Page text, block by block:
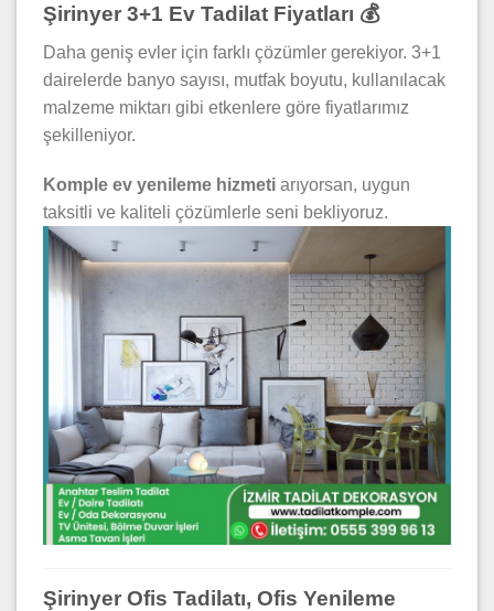
Şirinyer 3+1 Ev Tadilat Fiyatları 💰
Daha geniş evler için farklı çözümler gerekiyor. 3+1
dairelerde banyo sayısı, mutfak boyutu, kullanılacak
malzeme miktarı gibi etkenlere göre fiyatlarımız
şekilleniyor.
Komple ev yenileme hizmeti arıyorsan, uygun
taksitli ve kaliteli çözümlerle seni bekliyoruz.
Şirinyer Ofis Tadilatı, Ofis Yenileme